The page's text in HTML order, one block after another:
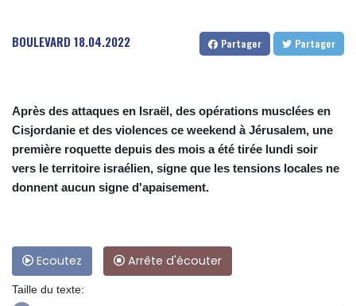
BOULEVARD 18.04.2022 Partager Partager
Après des attaques en Israël, des opérations musclées en
Cisjordanie et des violences ce weekend à Jérusalem, une
première roquette depuis des mois a été tirée lundi soir
vers le territoire israélien, signe que les tensions locales ne
donnent aucun signe d'apaisement.
Ecoutez Arrête d'écouter
Taille du texte: